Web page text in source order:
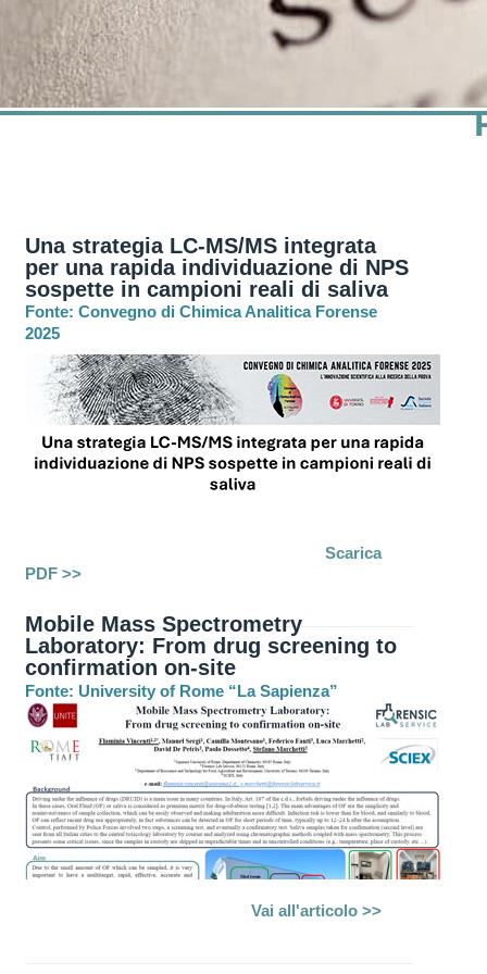
Una strategia LC-MS/MS integrata
per una rapida individuazione di NPS
sospette in campioni reali di saliva
Fonte: Convegno di Chimica Analitica Forense
2025
Scarica
PDF >>
Mobile Mass Spectrometry
Laboratory: From drug screening to
confirmation on-site
Fonte: University of Rome “La Sapienza”
Vai all'articolo >>